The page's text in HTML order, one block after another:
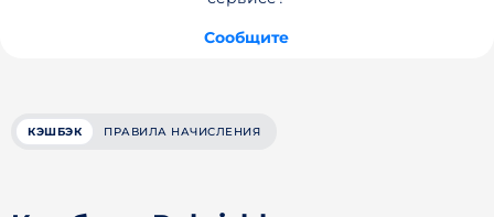
Сообщите
КЭШБЭК ПРАВИЛА НАЧИСЛЕНИЯ